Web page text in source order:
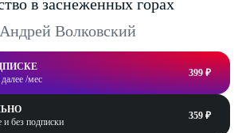
в заснеженных горах
Андрей Волковский
/мес
399 ₽
и без подписки
359 ₽